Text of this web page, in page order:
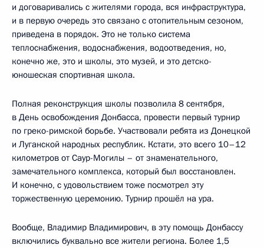
и договаривались с жителями города, вся инфраструктура,
и в первую очередь это связано с отопительным сезоном,
приведена в порядок. Это не только система
теплоснабжения, водоснабжения, водоотведения, но,
конечно же, это и школы, это музей, и это детско-
юношеская спортивная школа.
Полная реконструкция школы позволила 8 сентября,
в День освобождения Донбасса, провести первый турнир
по греко-римской борьбе. Участвовали ребята из Донецкой
и Луганской народных республик. Кстати, это всего 10–12
километров от Саур-Могилы – от знаменательного,
замечательного комплекса, который был восстановлен.
И конечно, с удовольствием тоже посмотрел эту
торжественную церемонию. Турнир прошёл на ура.
Вообще, Владимир Владимирович, в эту помощь Донбассу
включились буквально все жители региона. Более 1,5